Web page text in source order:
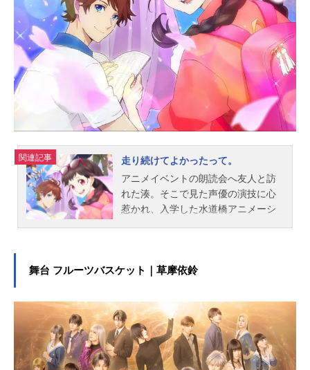
古賀葵広瀬実唯菜：齋藤樹愛羅兎塚
七海：野口衣織梨子木麗美：ファイ
ルーズあい陽本日夏：木野日菜菊池
英子：種﨑敦美日生直輝：山下大輝
スタッフ原作：コナミデジタルエン
タテインメント／ストレートエッジ
世界観...
関連記事
走り続けてよかったって。
アニメイベントの朗読会へ友人と訪
れた湊。そこで見た声優の演技に心
惹かれ、入学した水道橋アニメーシ
本人だった。同じ声優を目指しつつ
する湊と過去のトラウマに怯える千
歌子は、お互いを励まし合いながら
自分と見つめ合っていく。そして、
成長していく2人を見守る先輩の凌太
や景たち。立ち止まり、悩んだその
舞台 フルーツバスケット｜草摩依鈴